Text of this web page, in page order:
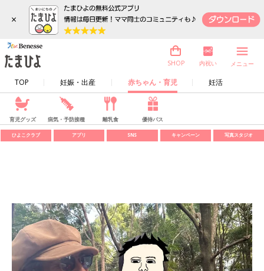
×
TOP 妊娠・出産 赤ちゃん・育児 妊活
SHOP 内祝い メニュー
育児グッズ 病気・予防接種 離乳食 優待パス
ひよこクラブ アプリ SNS キャンペーン 写真スタジオ